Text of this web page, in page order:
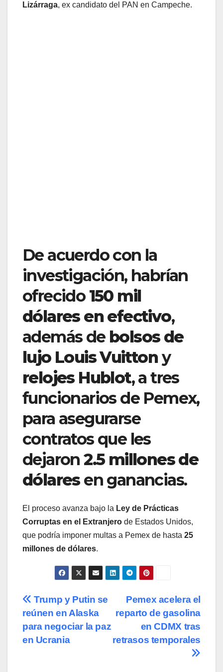
Lizárraga, ex candidato del PAN en Campeche.
De acuerdo con la
investigación, habrían
ofrecido 150 mil
dólares en efectivo,
además de bolsos de
lujo Louis Vuittony
relojes Hublot, a tres
funcionarios de Pemex,
para asegurarse
contratos que les
dejaron2.5 millones de
dólaresen ganancias.
El proceso avanza bajo la Ley de Prácticas
Corruptas en el Extranjero de Estados Unidos,
que podría imponer multas a Pemex de hasta 25
millones de dólares.
Navegación
de
entradas
Pemex acelera el
reparto de gasolina
en CDMX tras
retrasos temporales
Trump y Putin se
reúnen en Alaska
para negociar la paz
en Ucrania